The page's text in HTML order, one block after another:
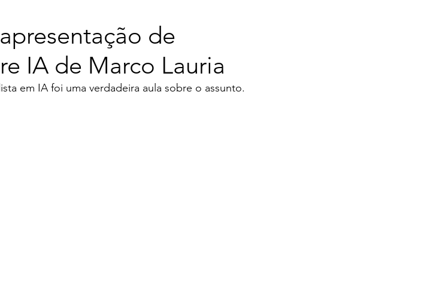
de
IA de Marco Lauria
em IA foi uma verdadeira aula sobre o assunto.